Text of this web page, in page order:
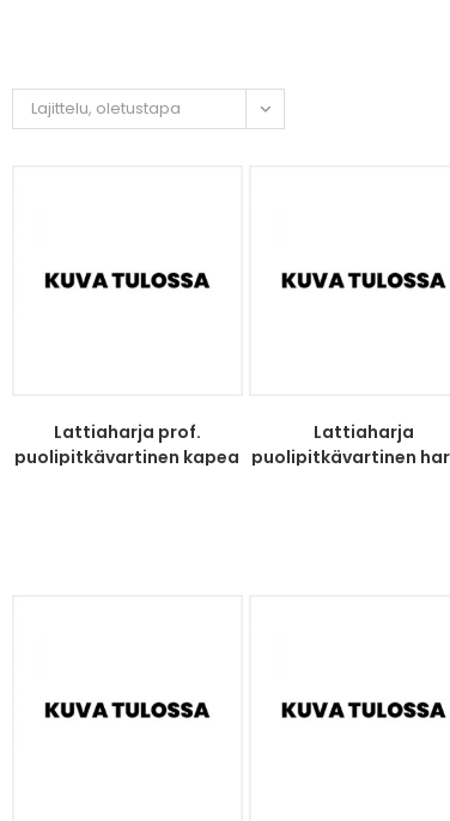
Lajittelu, oletustapa
Lattiaharja prof.
puolipitkävartinen kapea
Lattiaharja
puolipitkävartinen